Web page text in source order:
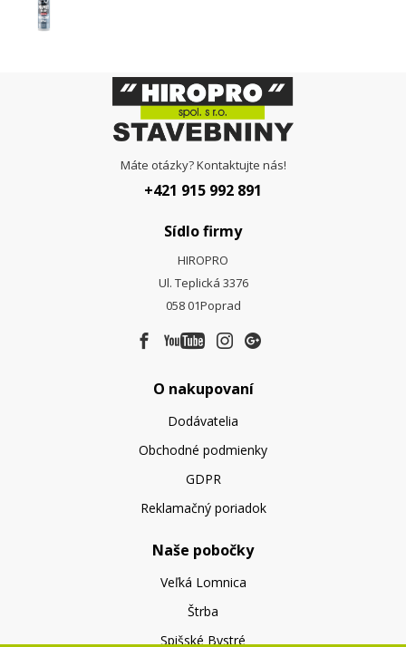
Máte otázky? Kontaktujte nás!
+421 915 992 891
Sídlo firmy
HIROPRO
Ul. Teplická 3376
058 01Poprad
O nakupovaní
Dodávatelia
Obchodné podmienky
GDPR
Reklamačný poriadok
Naše pobočky
Veľká Lomnica
Štrba
Spišské Bystré